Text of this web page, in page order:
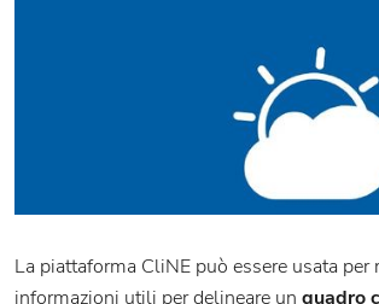
La piattaforma CliNE può essere usata per
informazioni utili per delineare un quadro